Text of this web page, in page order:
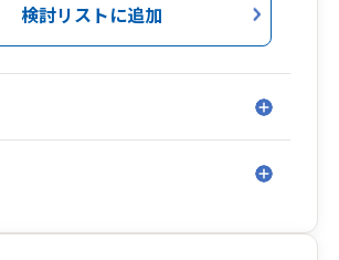
検討リストに追加